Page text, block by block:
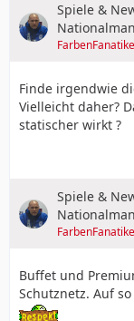
Spiele &
Finde irgendwie
Vielleicht daher?
statischer wirkt ?
Spiele &
Buffet und
Schutznetz. Auf